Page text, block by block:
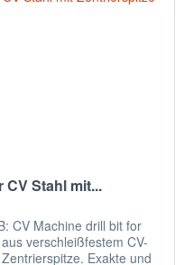
CV Stahl mit...
CV Machine drill bit for
verschleißfestem CV-
Exakte und